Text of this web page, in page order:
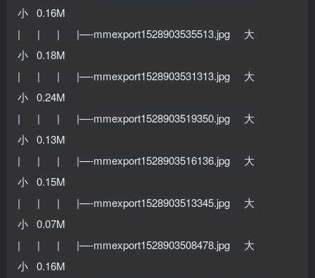
小 0.16M
| | | |—-mmexport1528903535513.jpg 大
小 0.18M
| | | |—-mmexport1528903531313.jpg 大
小 0.24M
| | | |—-mmexport1528903519350.jpg 大
小 0.13M
| | | |—-mmexport1528903516136.jpg 大
小 0.15M
| | | |—-mmexport1528903513345.jpg 大
小 0.07M
| | | |—-mmexport1528903508478.jpg 大
小 0.16M